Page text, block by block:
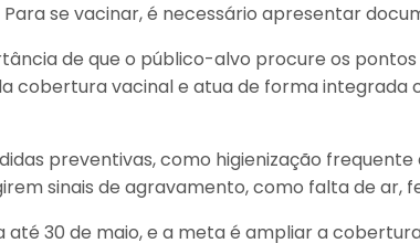
se vacinar, é necessário apresentar
de que o público-alvo procure os
cobertura vacinal e atua de forma
preventivas, como higienização
sinais de agravamento, como falta de ar,
30 de maio, e a meta é ampliar a